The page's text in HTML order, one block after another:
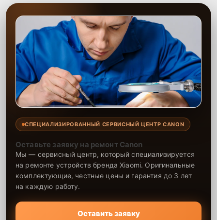
СПЕЦИАЛИЗИРОВАННЫЙ СЕРВИСНЫЙ ЦЕНТР CANON
Оставьте заявку на ремонт Canon
Мы — сервисный центр, который специализируется
на ремонте устройств бренда Xiaomi. Оригинальные
комплектующие, честные цены и гарантия до 3 лет
на каждую работу.
Оставить заявку